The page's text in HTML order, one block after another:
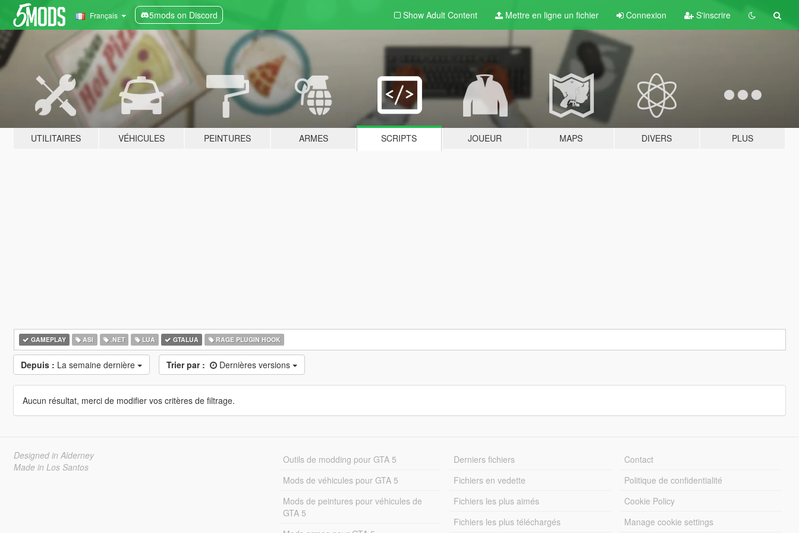
Français 5mods on Discord Show Adult Content Mettre en ligne un fichier Connexion S'inscrire
UTILITAIRES VÉHICULES PEINTURES ARMES SCRIPTS JOUEUR MAPS DIVERS PLUS
GAMEPLAY ASI .NET LUA GTALUA RAGE PLUGIN HOOK
Depuis : La semaine dernière Trier par : Dernières versions
Aucun résultat, merci de modifier vos critères de filtrage.
Designed in Alderney
Made in Los Santos
Outils de modding pour GTA 5
Mods de véhicules pour GTA 5
Mods de peintures pour véhicules de
GTA 5
Derniers fichiers
Fichiers en vedette
Fichiers les plus aimés
Fichiers les plus téléchargés
Contact
Politique de confidentialité
Cookie Policy
Manage cookie settings